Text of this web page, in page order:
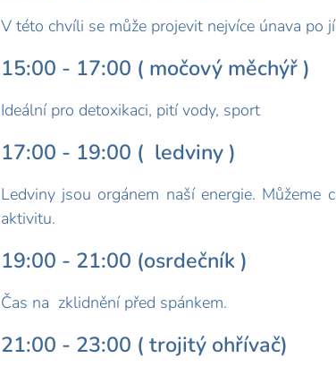
V této chvíli se může projevit nejvíce únava po
15:00 - 17:00 ( močový měchýř )
Ideální pro detoxikaci, pití vody, sport
17:00 - 19:00 ( ledviny )
Ledviny jsou orgánem naší energie.
aktivitu.
19:00 - 21:00 (osrdečník )
Čas na zklidnění před spánkem.
21:00 - 23:00 ( trojitý ohřívač)